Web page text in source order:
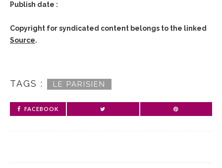
Publish date :
Copyright for syndicated content belongs to the linked
Source.
TAGS : LE PARISIEN
FACEBOOK